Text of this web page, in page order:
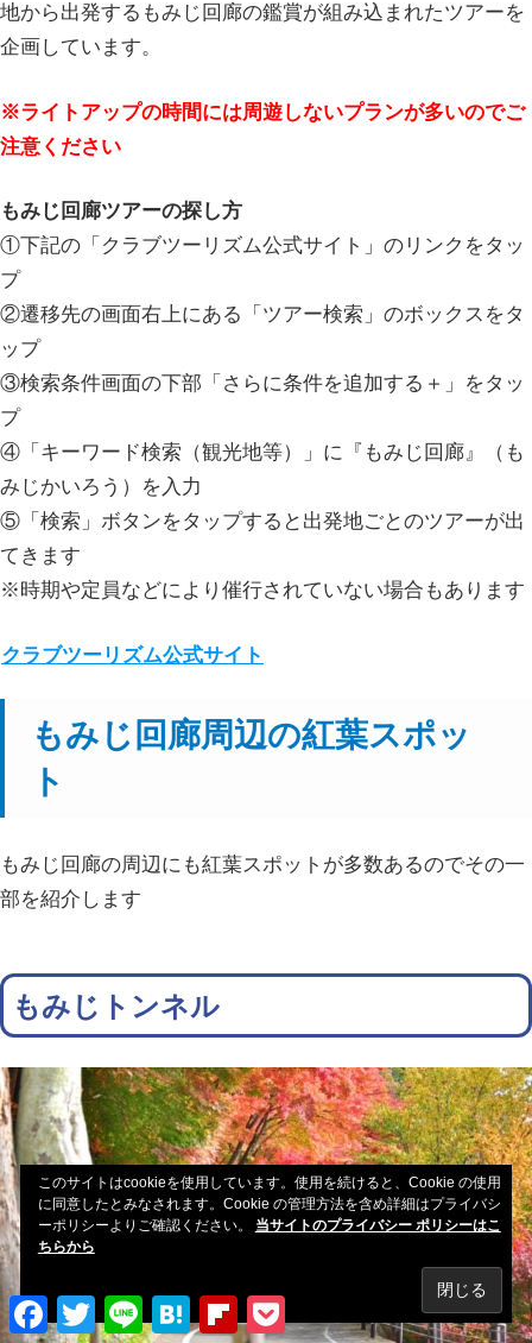
地から出発するもみじ回廊の鑑賞が組み込まれたツアーを
企画しています。
※ライトアップの時間には周遊しないプランが多いのでご
注意ください
もみじ回廊ツアーの探し方
①下記の「クラブツーリズム公式サイト」のリンクをタッ
プ
②遷移先の画面右上にある「ツアー検索」のボックスをタ
ップ
③検索条件画面の下部「さらに条件を追加する＋」をタッ
プ
④「キーワード検索（観光地等）」に『もみじ回廊』（も
みじかいろう）を入力
⑤「検索」ボタンをタップすると出発地ごとのツアーが出
てきます
※時期や定員などにより催行されていない場合もあります
クラブツーリズム公式サイト
もみじ回廊周辺の紅葉スポッ
ト
もみじ回廊の周辺にも紅葉スポットが多数あるのでその一
部を紹介します
もみじトンネル
Facebook
TwitterLine HatenaFlipboard
このサイトはcookieを使用しています。使用を続けると、Cookie の使用
に同意したとみなされます。Cookie の管理方法を含め詳細はプライバシ
ーポリシーよりご確認ください。 当サイトのプライバシー ポリシーはこ
ちらから